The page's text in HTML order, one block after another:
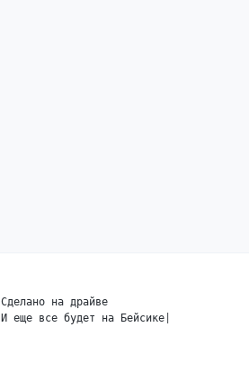
Сделано на драйве
И еще все будет на Бейсике